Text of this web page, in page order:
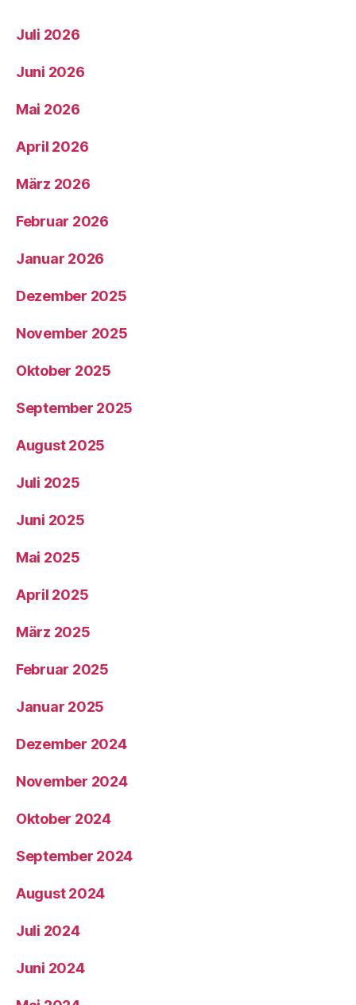
Juli 2026
Juni 2026
Mai 2026
April 2026
März 2026
Februar 2026
Januar 2026
Dezember 2025
November 2025
Oktober 2025
September 2025
August 2025
Juli 2025
Juni 2025
Mai 2025
April 2025
März 2025
Februar 2025
Januar 2025
Dezember 2024
November 2024
Oktober 2024
September 2024
August 2024
Juli 2024
Juni 2024